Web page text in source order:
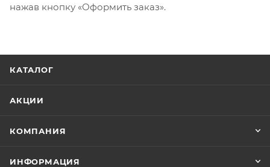
нажав кнопку «Оформить заказ».
КАТАЛОГ
АКЦИИ
КОМПАНИЯ
ИНФОРМАЦИЯ